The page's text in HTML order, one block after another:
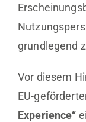
grundlegend
Vor diesem
EU-
Experience“